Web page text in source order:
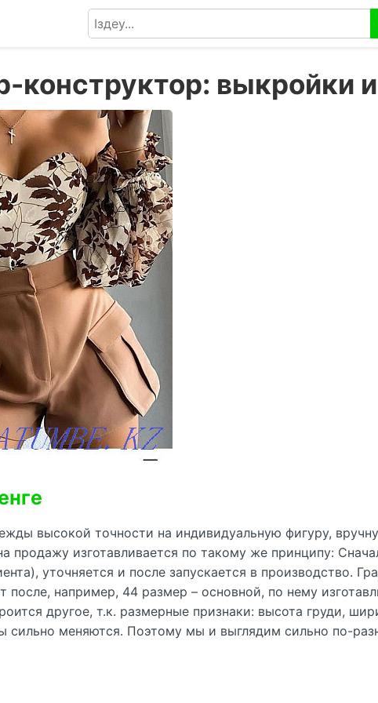
конструктор: выкройки
высокой точности на индивидуальную фигуру,
продажу изготавливается по такому же принципу:
уточняется и после запускается в производство.
после, например, 44 размер – основной, по нему
другое, т.к. размерные признаки: высота груди,
сильно меняются. Поэтому мы и выглядим сильно по-